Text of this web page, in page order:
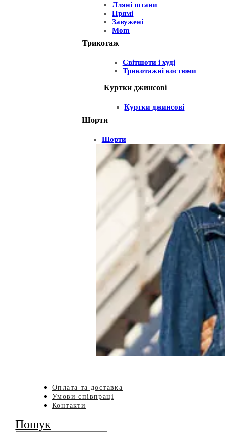
Лляні штани
Прямі
Завужені
Mom
Трикотаж
Світшоти і худі
Трикотажні костюми
Куртки джинсові
Куртки джинсові
Шорти
Шорти
Оплата та доставка
Умови співпраці
Контакти
Пошук